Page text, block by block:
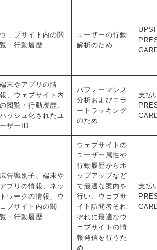
ウェブサイト内の閲
覧・行動履歴
ユーザーの行動
解析のため
端末やアプリの情
報、ウェブサイト内
の閲覧・行動履歴、
ハッシュ化されたユ
ーザーID
パフォーマンス
分析およびエラ
ートラッキング
のため
支払
広告識別子、端末や
アプリの情報、ネッ
トワークの情報、ウ
ェブサイト内の閲
覧・行動履歴
ウェブサイトの
ユーザー属性や
行動履歴からポ
ップアップなど
で最適な案内を
行い、ウェブサ
イト訪問者それ
ぞれに最適なウ
ェブサイトの情
報発信を行うた
め
支払